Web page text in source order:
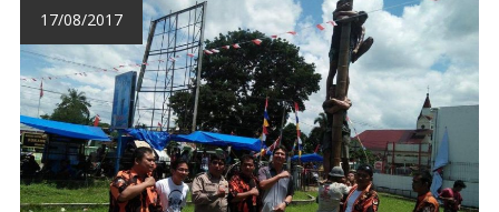
17/08/2017